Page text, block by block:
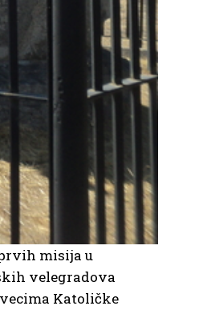
misija u
velegradova
Katoličke